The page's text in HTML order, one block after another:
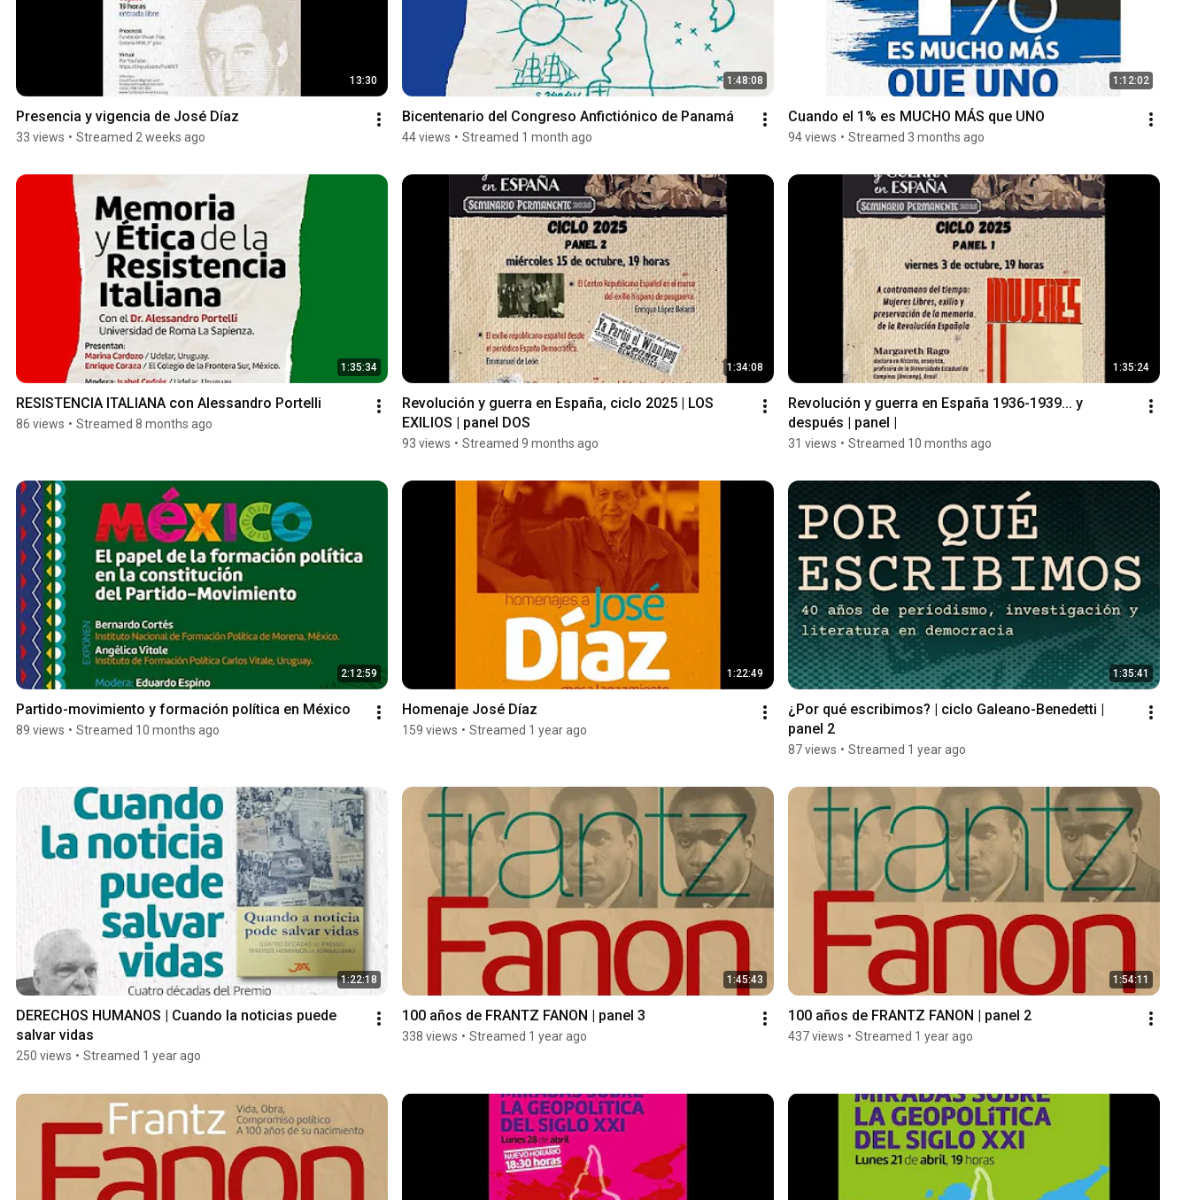
13:30
Presencia y vigencia de José Díaz
33 views • Streamed 2 weeks ago
1:48:08
Bicentenario del Congreso Anfictiónico de Panamá
44 views • Streamed 1 month ago
1:12:02
Cuando el 1% es MUCHO MÁS que UNO
94 views • Streamed 3 months ago
1:35:34
RESISTENCIA ITALIANA con Alessandro Portelli
86 views • Streamed 8 months ago
1:34:08
Revolución y guerra en España, ciclo 2025 | LOS
EXILIOS | panel DOS
93 views • Streamed 9 months ago
1:35:24
Revolución y guerra en España 1936-1939... y
después | panel |
31 views • Streamed 10 months ago
2:12:59
Partido-movimiento y formación política en México
89 views • Streamed 10 months ago
1:22:49
Homenaje José Díaz
159 views • Streamed 1 year ago
1:35:41
¿Por qué escribimos? | ciclo Galeano-Benedetti |
panel 2
87 views • Streamed 1 year ago
1:22:18
DERECHOS HUMANOS | Cuando la noticias puede
salvar vidas
250 views • Streamed 1 year ago
1:45:43
100 años de FRANTZ FANON | panel 3
338 views • Streamed 1 year ago
1:54:11
100 años de FRANTZ FANON | panel 2
437 views • Streamed 1 year ago